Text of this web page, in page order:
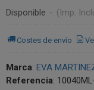
Disponible - (Imp.
Costes de envío
Marca: EVA
Referencia: